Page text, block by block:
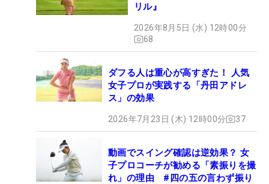
リル』
2026年8月5日 (水) 12時00分
68
ダフる人は重心が高すぎた！ 人気
女子プロが実践する「丹田アドレ
ス」の効果
2026年7月23日 (木) 12時00分 37
動画でスイング確認は逆効果？ 女
子プロコーチが勧める「素振りを撮
れ」の理由 #四の五の言わず振り